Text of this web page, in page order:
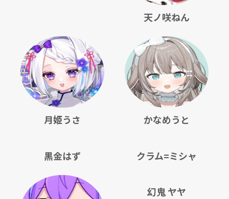
天ノ咲ねん
月姫うさ かなめうと
黒金はず クラム=ミシャ
幻鬼 ヤヤ